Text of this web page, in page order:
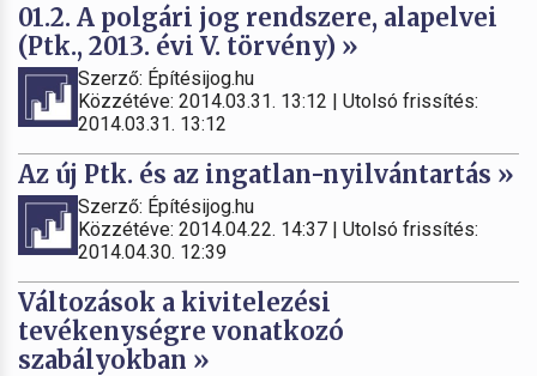
01.2. A polgári jog rendszere, alapelvei
(Ptk., 2013. évi V. törvény) »
Szerző: Építésijog.hu
Közzétéve: 2014.03.31. 13:12 | Utolsó frissítés:
2014.03.31. 13:12
Az új Ptk. és az ingatlan-nyilvántartás »
Szerző: Építésijog.hu
Közzétéve: 2014.04.22. 14:37 | Utolsó frissítés:
2014.04.30. 12:39
Változások a kivitelezési
tevékenységre vonatkozó
szabályokban »